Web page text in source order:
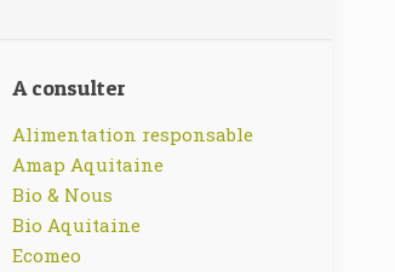
A consulter
Alimentation responsable
Amap Aquitaine
Bio & Nous
Bio Aquitaine
Ecomeo